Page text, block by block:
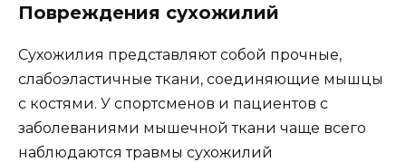
Повреждения сухожилий
Сухожилия представляют собой прочные,
слабоэластичные ткани, соединяющие мышцы
с костями. У спортсменов и пациентов с
заболеваниями мышечной ткани чаще всего
наблюдаются травмы сухожилий